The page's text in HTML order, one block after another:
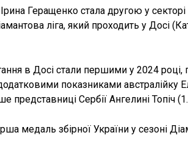
Геращенко стала другою у
ліга, який проходить у Досі
в Досі стали першими у 2024 році,
показниками австралійку
представниці Сербії Ангелині Топіч
медаль збірної України у сезоні